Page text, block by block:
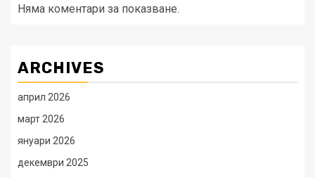
Няма коментари за показване.
ARCHIVES
април 2026
март 2026
януари 2026
декември 2025